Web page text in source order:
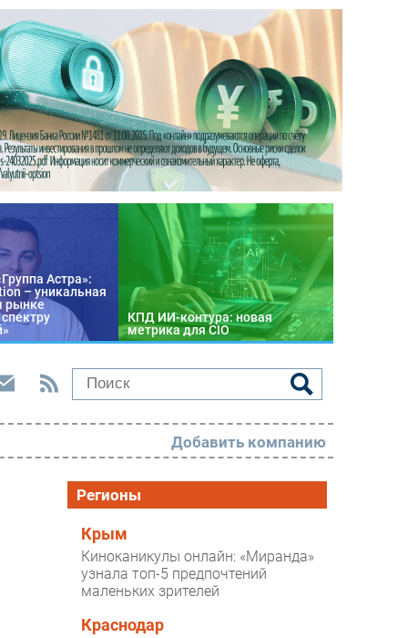
Астра»:
– уникальная
рынке
КПД ИИ-контура: новая
метрика для CIO
РАЗДЕЛЫ
Новости
Аналитика
Интервью
Мероприятия
Добавить компанию
Регионы
Крым
Киноканикулы онлайн: «Миранда»
узнала топ-5 предпочтений
маленьких зрителей
Краснодар